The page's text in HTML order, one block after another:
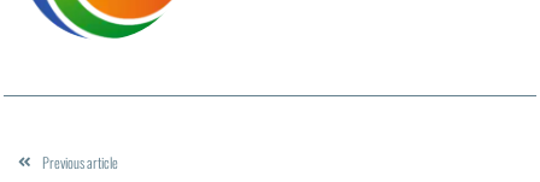
Previous article